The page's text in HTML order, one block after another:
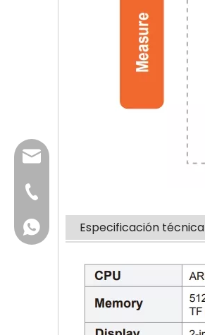
Especificación técnica
+86 13631257634